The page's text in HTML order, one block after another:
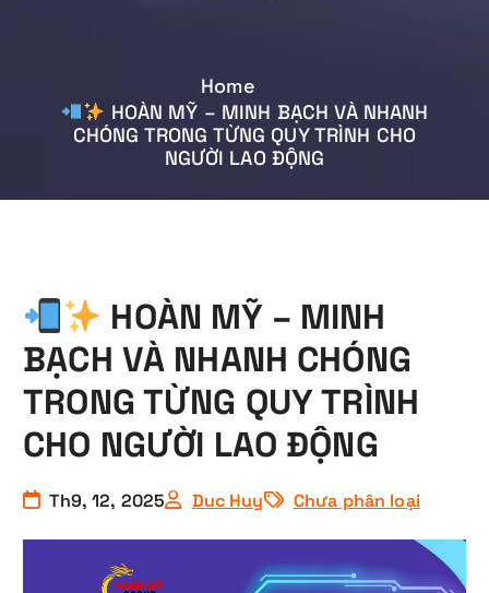
Home
HOÀN MỸ – MINH BẠCH VÀ NHANH
CHÓNG TRONG TỪNG QUY TRÌNH CHO
NGƯỜI LAO ĐỘNG
HOÀN MỸ – MINH
BẠCH VÀ NHANH CHÓNG
TRONG TỪNG QUY TRÌNH
CHO NGƯỜI LAO ĐỘNG
Th9, 12, 2025 Duc Huy Chưa phân loại